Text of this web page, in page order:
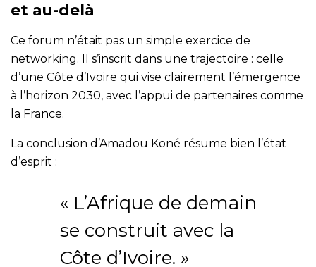
et au-delà
Ce forum n’était pas un simple exercice de
networking. Il s’inscrit dans une trajectoire : celle
d’une Côte d’Ivoire qui vise clairement l’émergence
à l’horizon 2030, avec l’appui de partenaires comme
la France.
La conclusion d’Amadou Koné résume bien l’état
d’esprit :
« L’Afrique de demain
se construit avec la
Côte d’Ivoire. »